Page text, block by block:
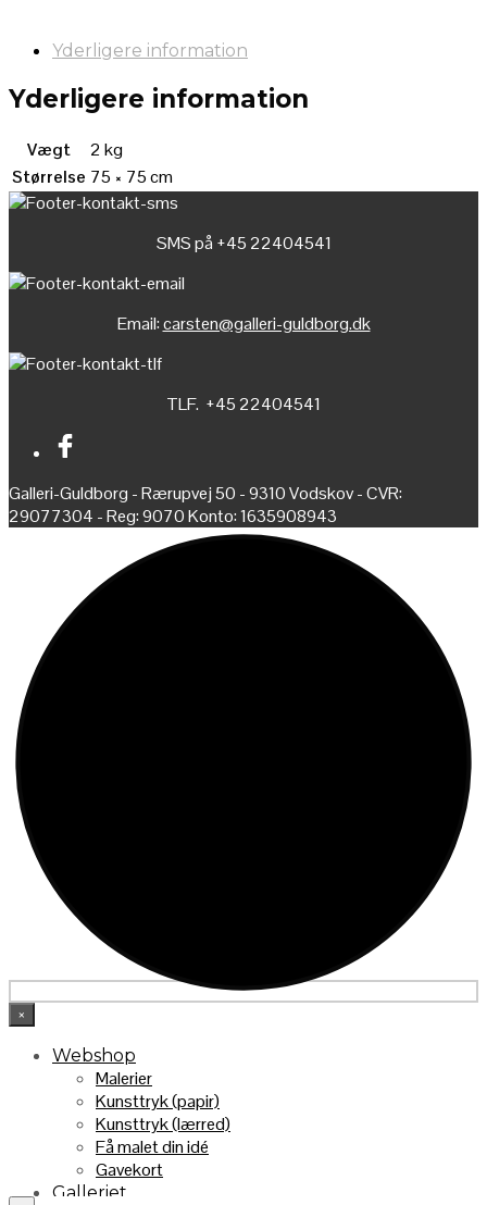
Yderligere information
Yderligere information
Vægt
2 kg
Størrelse 75 × 75 cm
SMS på +45 22404541
Email:carsten@galleri-guldborg.dk
TLF. +45 22404541
Galleri-Guldborg - Rærupvej 50 - 9310 Vodskov - CVR:
29077304 - Reg: 9070 Konto: 1635908943
×
Webshop
Malerier
Kunsttryk (papir)
Kunsttryk (lærred)
Få malet din idé
Gavekort
Galleriet